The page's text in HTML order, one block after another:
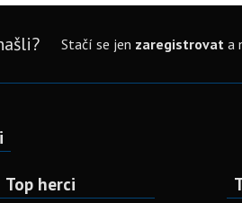
Stačí se jen zaregistrovata
Top herci